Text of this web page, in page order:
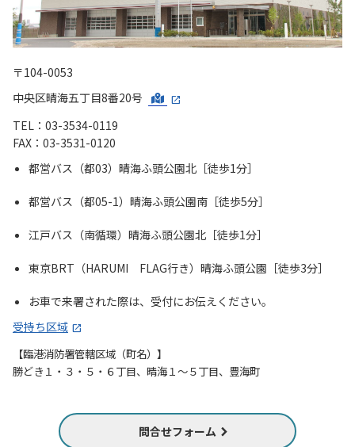
〒104-0053
中央区晴海五丁目8番20号
TEL：03-3534-0119
FAX：03-3531-0120
都営バス（都03）晴海ふ頭公園北［徒歩1分］
都営バス（都05-1）晴海ふ頭公園南［徒歩5分］
江戸バス（南循環）晴海ふ頭公園北［徒歩1分］
東京BRT（HARUMI FLAG行き）晴海ふ頭公園［徒歩3分］
お車で来署された際は、受付にお伝えください。
受持ち区域
【臨港消防署管轄区域（町名）】
勝どき１・３・５・６丁目、晴海１～５丁目、豊海町
問合せフォーム